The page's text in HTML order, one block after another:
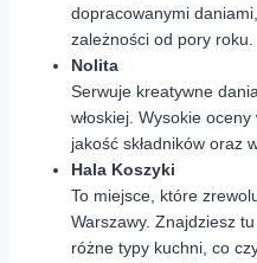
dopracowanymi
zależności od pory roku.
Nolita
Serwuje kreatywne
włoskiej. Wysokie
jakość składników oraz
Hala Koszyki
To miejsce, które
Warszawy. Znajdziesz
różne typy kuchni, co